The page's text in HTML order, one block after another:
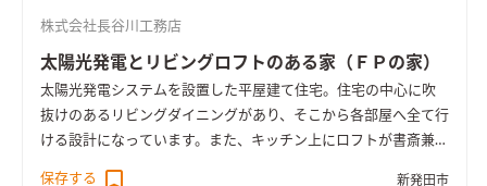
株式会社長谷川工務店
太陽光発電とリビングロフトのある家（ＦＰの家）
太陽光発電システムを設置した平屋建て住宅。住宅の中心に吹
抜けのあるリビングダイニングがあり、そこから各部屋へ全て行
ける設計になっています。また、キッチン上にロフトが書斎兼フ
保存する 新発田市